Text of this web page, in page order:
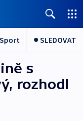
Sport SLEDOVAT
s
rozhodl